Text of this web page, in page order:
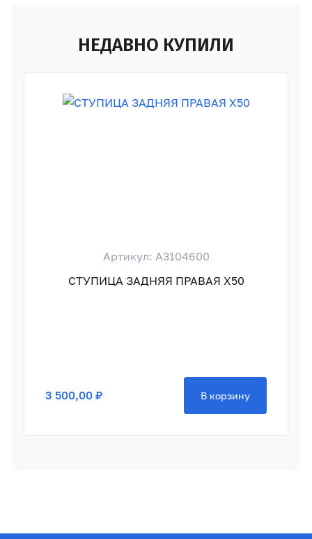
НЕДАВНО КУПИЛИ
Артикул: A3104600
СТУПИЦА ЗАДНЯЯ ПРАВАЯ X50
3 500,00 ₽ В корзину